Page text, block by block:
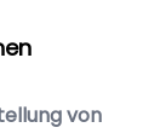
von